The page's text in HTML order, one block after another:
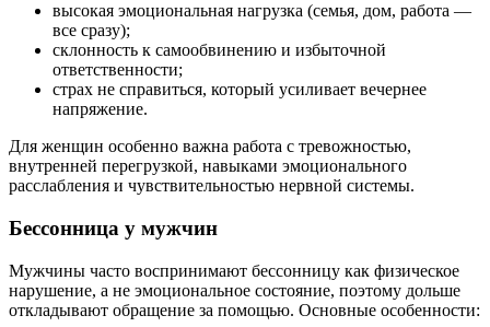
высокая эмоциональная нагрузка (семья, дом, работа —
все сразу);
склонность к самообвинению и избыточной
ответственности;
страх не справиться, который усиливает вечернее
напряжение.
Для женщин особенно важна работа с тревожностью,
внутренней перегрузкой, навыками эмоционального
расслабления и чувствительностью нервной системы.
Бессонница у мужчин
Мужчины часто воспринимают бессонницу как физическое
нарушение, а не эмоциональное состояние, поэтому дольше
откладывают обращение за помощью. Основные особенности: